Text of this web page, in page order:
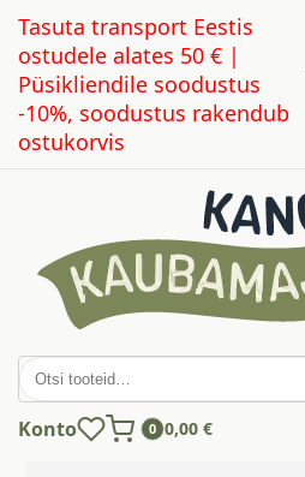
Tasuta transport Eestis
ostudele alates 50 € |
Püsikliendile soodustus
-10%, soodustus rakendub
ostukorvis
Otsi:
Konto 0 0,00 €